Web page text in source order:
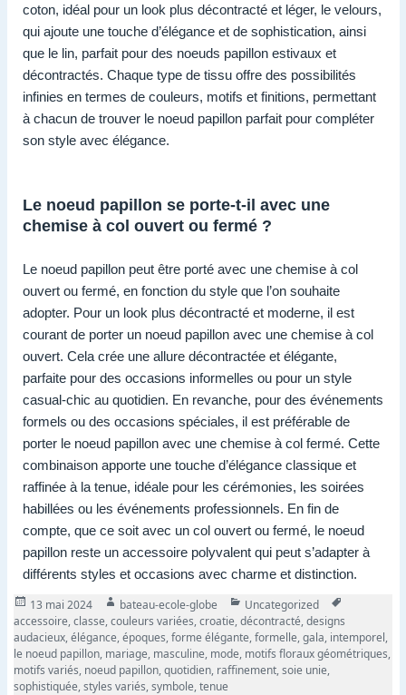
coton, idéal pour un look plus décontracté et léger, le velours,
qui ajoute une touche d’élégance et de sophistication, ainsi
que le lin, parfait pour des noeuds papillon estivaux et
décontractés. Chaque type de tissu offre des possibilités
infinies en termes de couleurs, motifs et finitions, permettant
à chacun de trouver le noeud papillon parfait pour compléter
son style avec élégance.
Le noeud papillon se porte-t-il avec une
chemise à col ouvert ou fermé ?
Le noeud papillon peut être porté avec une chemise à col
ouvert ou fermé, en fonction du style que l’on souhaite
adopter. Pour un look plus décontracté et moderne, il est
courant de porter un noeud papillon avec une chemise à col
ouvert. Cela crée une allure décontractée et élégante,
parfaite pour des occasions informelles ou pour un style
casual-chic au quotidien. En revanche, pour des événements
formels ou des occasions spéciales, il est préférable de
porter le noeud papillon avec une chemise à col fermé. Cette
combinaison apporte une touche d’élégance classique et
raffinée à la tenue, idéale pour les cérémonies, les soirées
habillées ou les événements professionnels. En fin de
compte, que ce soit avec un col ouvert ou fermé, le noeud
papillon reste un accessoire polyvalent qui peut s’adapter à
différents styles et occasions avec charme et distinction.
Publié
le
13 mai 2024 Auteur
bateau-ecole-globe Catégories
Uncategorized
accessoire,classe,couleurs variées,croatie,décontracté,designs
audacieux,élégance,époques,forme élégante,formelle,gala, intemporel,
le noeud papillon, mariage, masculine, mode, motifs floraux géométriques,
motifs variés, noeud papillon,quotidien, raffinement,soie unie,
sophistiquée,styles variés,symbole,tenue